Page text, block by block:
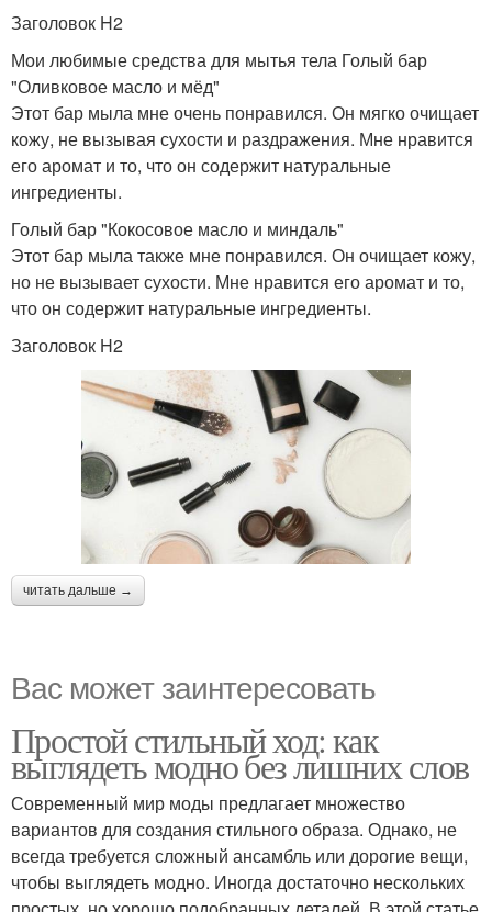
Заголовок H2
Мои любимые средства для мытья тела Голый бар
"Оливковое масло и мёд"
Этот бар мыла мне очень понравился. Он мягко очищает
кожу, не вызывая сухости и раздражения. Мне нравится
его аромат и то, что он содержит натуральные
ингредиенты.
Голый бар "Кокосовое масло и миндаль"
Этот бар мыла также мне понравился. Он очищает кожу,
но не вызывает сухости. Мне нравится его аромат и то,
что он содержит натуральные ингредиенты.
Заголовок H2
читать дальше →
Вас может заинтересовать
Простой стильный ход: как
выглядеть модно без лишних слов
Современный мир моды предлагает множество
вариантов для создания стильного образа. Однако, не
всегда требуется сложный ансамбль или дорогие вещи,
чтобы выглядеть модно. Иногда достаточно нескольких